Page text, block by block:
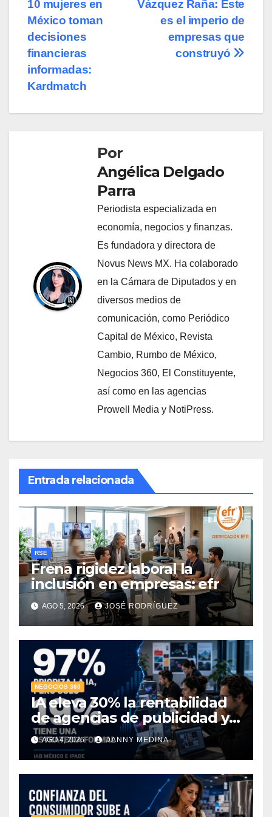
de
entradas
Vázquez Raña: Este
es el imperio de
empresas que
construyó
10 mujeres en
México toman
decisiones
financieras
informadas:
Kardmatch
Por
Angélica Delgado
Parra
Periodista especializada en
economía, negocios y finanzas.
Es fundadora y directora de
Novus News MX. Ha colaborado
en la Cámara de Diputados y en
diversos medios de
comunicación, como Periódico
Capital de México, Revista
Cambio, Rumbo de México,
Negocios 360, El Constituyente,
así como en las agencias
Prowell Media y NotiPress.
Entrada relacionada
RSE
Frena rigidez laboral la
inclusión en empresas: efr
AGO 5, 2026 JOSÉ RODRÍGUEZ
NEGOCIOS 360
IA eleva 30% la rentabilidad
de agencias de publicidad y
pone en jaque el cobro por
hora: IAB México e IPADE
AGO 4, 2026 DANNY MEDINA